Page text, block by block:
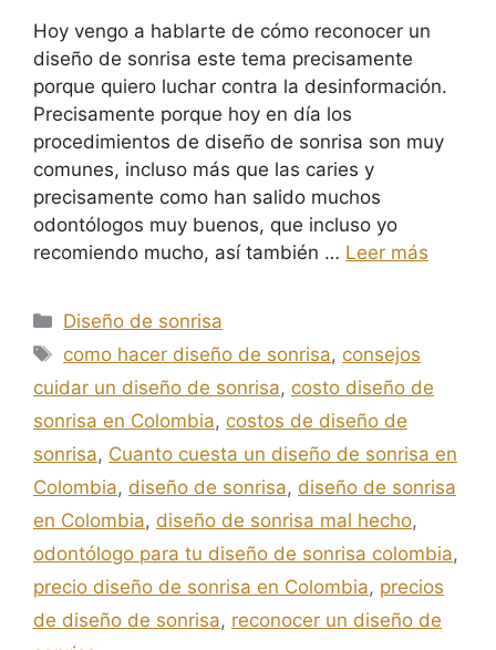
Hoy vengo a hablarte de cómo reconocer un
diseño de sonrisa este tema precisamente
porque quiero luchar contra la desinformación.
Precisamente porque hoy en día los
procedimientos de diseño de sonrisa son muy
comunes, incluso más que las caries y
precisamente como han salido muchos
odontólogos muy buenos, que incluso yo
recomiendo mucho, así también … Leer más
Diseño de sonrisa
como hacer diseño de sonrisa, consejos
cuidar un diseño de sonrisa, costo diseño de
sonrisa en Colombia, costos de diseño de
sonrisa, Cuanto cuesta un diseño de sonrisa en
Colombia, diseño de sonrisa, diseño de sonrisa
en Colombia, diseño de sonrisa mal hecho,
odontólogo para tu diseño de sonrisa colombia,
precio diseño de sonrisa en Colombia, precios
de diseño de sonrisa, reconocer un diseño de